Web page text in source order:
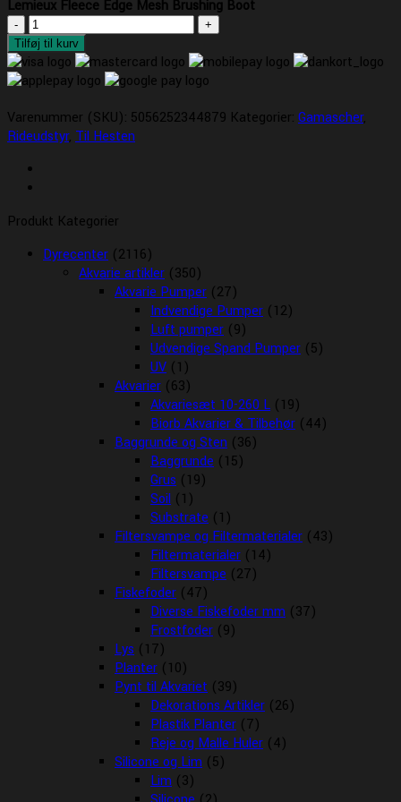
Lemieux Fleece Edge Mesh Brushing Boot
Lemieux
Fleece
Edge
Mesh
Boot
antal
Tilføj til kurv
Varenummer (SKU): 5056252344879 Kategorier: Gamascher,
Rideudstyr, Til Hesten
Produkt Kategorier
Dyrecenter (2116)
Akvarie artikler (350)
Akvarie Pumper (27)
Indvendige Pumper (12)
Luft pumper (9)
Udvendige Spand Pumper (5)
UV (1)
Akvarier (63)
Akvariesæt 10-260 L (19)
Biorb Akvarier & Tilbehør (44)
Baggrunde og Sten (36)
Baggrunde (15)
Grus (19)
Soil (1)
Substrate (1)
Filtersvampe og Filtermaterialer (43)
Filtermaterialer (14)
Filtersvampe (27)
Fiskefoder (47)
Diverse Fiskefoder mm (37)
Frostfoder (9)
Lys (17)
Planter (10)
Pynt til Akvariet (39)
Dekorations Artikler (26)
Plastik Planter (7)
Reje og Malle Huler (4)
Silicone og Lim (5)
Lim (3)